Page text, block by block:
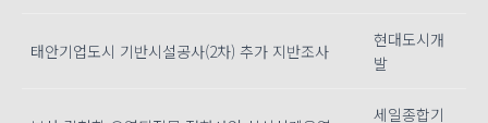
태안기업도시 기반시설공사(2차) 추가 지반조사
현대도시개
발
세일종합기